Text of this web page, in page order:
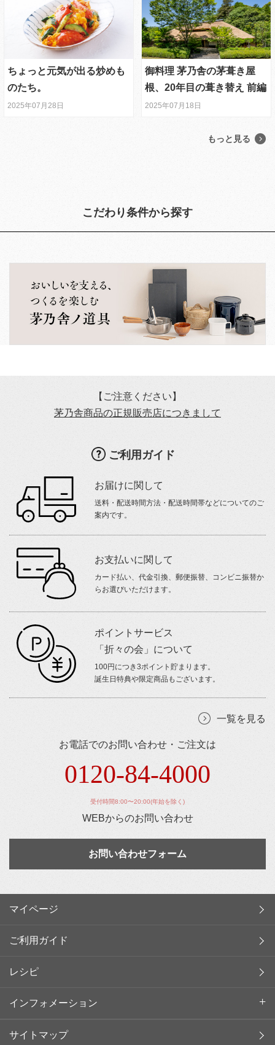
ちょっと元気が出る炒めも
のたち。
2025年07月28日
御料理 茅乃舎の茅葺き屋
根、20年目の葺き替え 前編
2025年07月18日
もっと見る
こだわり条件から探す
【ご注意ください】
茅乃舎商品の正規販売店につきまして
ご利用ガイド
お届けに関して
送料・配送時間方法・配送時間帯などについてのご
案内です。
お支払いに関して
カード払い、代金引換、郵便振替、コンビニ振替か
らお選びいただけます。
ポイントサービス
「折々の会」について
100円につき3ポイント貯まります。
誕生日特典や限定商品もございます。
一覧を見る
お電話でのお問い合わせ・ご注文は
0120-84-4000
受付時間8:00〜20:00(年始を除く)
WEBからのお問い合わせ
お問い合わせフォーム
マイページ
ご利用ガイド
レシピ
インフォメーション
サイトマップ